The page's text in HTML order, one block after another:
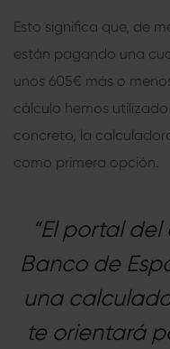
Esto significa que, de
están pagando una
unos 605€ más o
cálculo hemos utilizado
concreto, la
como primera opción.
“El portal
Banco de
una
te orientará